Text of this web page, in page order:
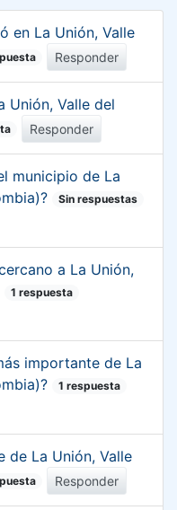
en La Unión, Valle
Responder
Unión, Valle del
Responder
municipio de La
Sin respuestas
a La Unión,
1 respuesta
importante de La
1 respuesta
de La Unión, Valle
Responder